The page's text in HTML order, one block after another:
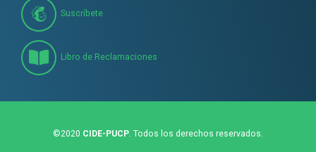
Suscríbete
Libro de Reclamaciones
©2020 CIDE-PUCP. Todos los derechos reservados.